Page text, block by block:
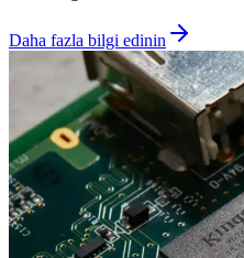
Daha fazla bilgi edinin